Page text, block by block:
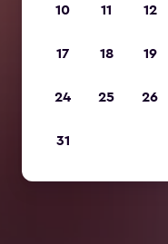
10 11 12
17 18 19
24 25 26
31